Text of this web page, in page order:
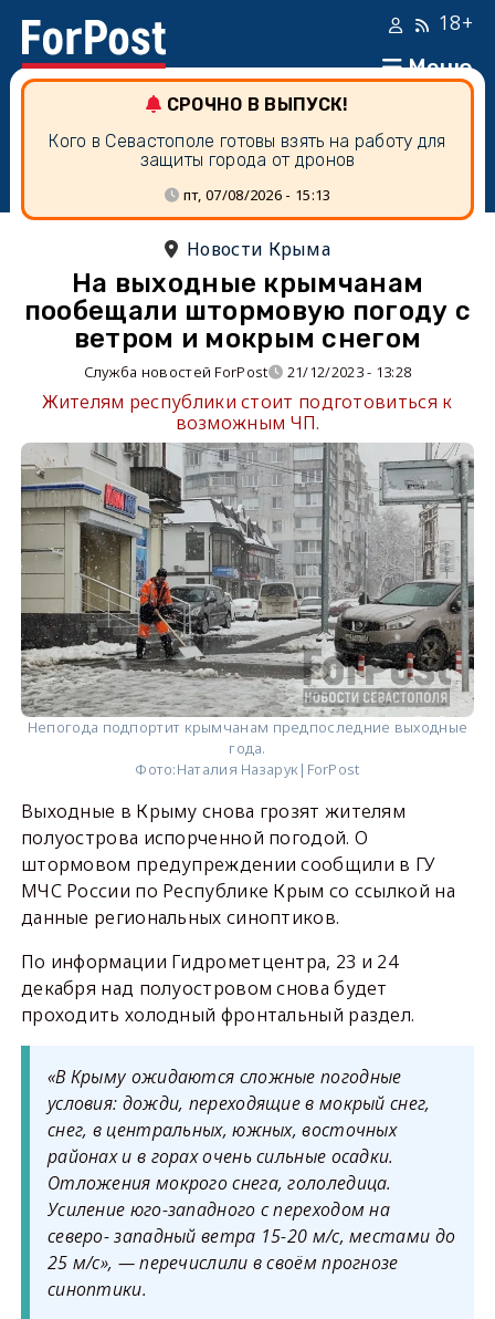
Меню
18+
СРОЧНО В ВЫПУСК!
Кого в Севастополе готовы взять на работу для
защиты города от дронов
пт, 07/08/2026 - 15:13
Новости Крыма
На выходные крымчанам
пообещали штормовую погоду с
ветром и мокрым снегом
Служба новостей ForPost 21/12/2023 - 13:28
Жителям республики стоит подготовиться к
возможным ЧП.
Непогода подпортит крымчанам предпоследние выходные
года.
Фото:Наталия Назарук|ForPost
Выходные в Крыму снова грозят жителям
полуострова испорченной погодой. О
штормовом предупреждении сообщили в ГУ
МЧС России по Республике Крым со ссылкой на
данные региональных синоптиков.
По информации Гидрометцентра, 23 и 24
декабря над полуостровом снова будет
проходить холодный фронтальный раздел.
«В Крыму ожидаются сложные погодные
условия: дожди, переходящие в мокрый снег,
снег, в центральных, южных, восточных
районах и в горах очень сильные осадки.
Отложения мокрого снега, гололедица.
Усиление юго-западного с переходом на
северо- западный ветра 15-20 м/с, местами до
25 м/с», — перечислили в своём прогнозе
синоптики.